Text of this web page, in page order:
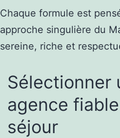
Chaque formule est
approche singulière du
sereine, riche et
Sélectionner
agence
séjour